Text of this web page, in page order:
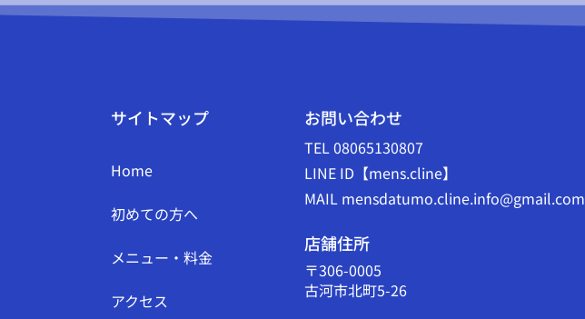
サイトマップ
Home
初めての方へ
メニュー・料金
アクセス
お問い合わせ
TEL 08065130807
LINE ID【mens.cline】
MAIL mensdatumo.cline.info@gmail.com
店舗住所
〒306-0005
古河市北町5-26